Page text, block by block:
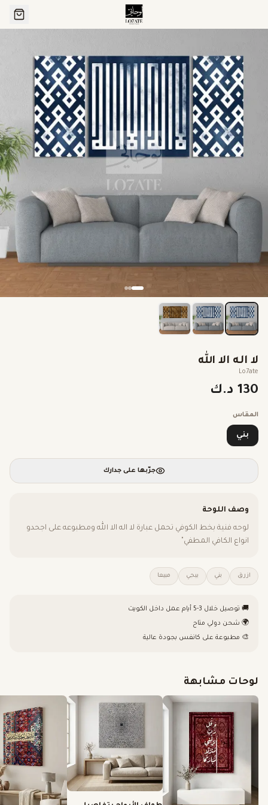
لا اله الا الله
Lo7ate
130 د.ك
المقاس
بني
جرّبها على جدارك
وصف اللوحة
لوحه فنية بخط الكوفي تحمل عبارة لا اله الا الله ومطبوعه على اجحدو
انواع الكافي المطفي"
ازرق بني بيجي مبيعا
🚚 توصيل خلال 3-5 أيام عمل داخل الكويت
🌍 شحن دولي متاح
🎨 مطبوعة على كانفس بجودة عالية
لوحات مشابهة